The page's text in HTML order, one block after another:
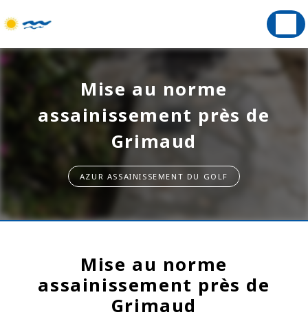
Mise au norme
assainissement près de
Grimaud
AZUR ASSAINISSEMENT DU GOLF
Mise au norme
assainissement près de
Grimaud